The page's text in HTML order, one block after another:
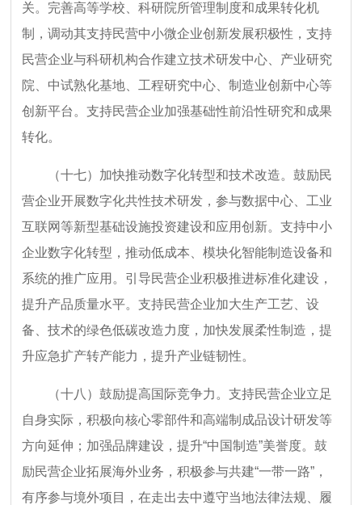
关。完善高等学校、科研院所管理制度和成果转化机
制，调动其支持民营中小微企业创新发展积极性，支持
民营企业与科研机构合作建立技术研发中心、产业研究
院、中试熟化基地、工程研究中心、制造业创新中心等
创新平台。支持民营企业加强基础性前沿性研究和成果
转化。
（十七）加快推动数字化转型和技术改造。鼓励民
营企业开展数字化共性技术研发，参与数据中心、工业
互联网等新型基础设施投资建设和应用创新。支持中小
企业数字化转型，推动低成本、模块化智能制造设备和
系统的推广应用。引导民营企业积极推进标准化建设，
提升产品质量水平。支持民营企业加大生产工艺、设
备、技术的绿色低碳改造力度，加快发展柔性制造，提
升应急扩产转产能力，提升产业链韧性。
（十八）鼓励提高国际竞争力。支持民营企业立足
自身实际，积极向核心零部件和高端制成品设计研发等
方向延伸；加强品牌建设，提升“中国制造”美誉度。鼓
励民营企业拓展海外业务，积极参与共建“一带一路”，
有序参与境外项目，在走出去中遵守当地法律法规、履